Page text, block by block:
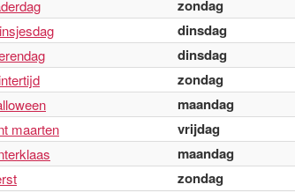
zondag
dinsdag
dinsdag
zondag
maandag
maarten vrijdag
maandag
zondag